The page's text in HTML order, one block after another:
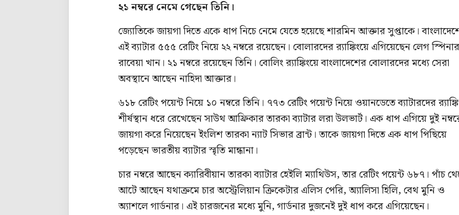
২১ নম্বরে নেমে গেছেন তিনি।
জ্যোতিকে জায়গা দিতে একে ধাপ নিচে নেমে যেতে হয়েছে শারমিন আক্তার সুপ্তাকে।
এই ব্যাটার ৫৫৫ রেটিং নিয়ে ২২ নম্বরে রয়েছেন। বোলারদের র‍্যাঙ্কিংয়ে এগিয়েছেন লেগ স্পিনার
রাবেয়া খান। ২১ নম্বরে রয়েছেন তিনি। বোলিং র‍্যাঙ্কিংয়ে বাংলাদেশের বোলারদের মধ্যে সেরা
অবস্থানে আছেন নাহিদা আক্তার।
৬১৮ রেটিং পয়েন্ট নিয়ে ১০ নম্বরে তিনি। ৭৭৩ রেটিং পয়েন্ট নিয়ে ওয়ানডেতে ব্যাটারদের
শীর্ষস্থান ধরে রেখেছেন সাউথ আফ্রিকার তারকা ব্যাটার লরা উলভার্ট। এক ধাপ এগিয়ে দুই
জায়গা করে নিয়েছেন ইংলিশ তারকা ন্যাট সিভার ব্রান্ট। তাকে জায়গা দিতে এক ধাপ পিছিয়ে
পড়েছেন ভারতীয় ব্যাটার স্মৃতি মান্ধানা।
চার নম্বরে আছেন ক্যারিবীয়ান তারকা ব্যাটার হেইলি ম্যাথিউস, তার রেটিং পয়েন্ট ৬৮৭। পাঁচ
আটে আছেন যথাক্রমে চার অস্ট্রেলিয়ান ক্রিকেটার এলিস পেরি, অ্যালিসা হিলি, বেথ মুনি ও
অ্যাশলে গার্ডনার। এই চারজনের মধ্যে মুনি, গার্ডনার দুজনেই দুই ধাপ করে এগিয়েছেন।